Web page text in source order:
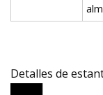
Detalles de